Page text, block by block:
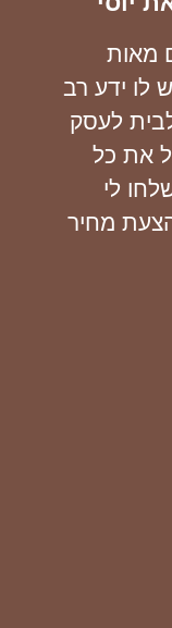
מאות
לו ידע רב
לעסק
את כל
לי
מחיר